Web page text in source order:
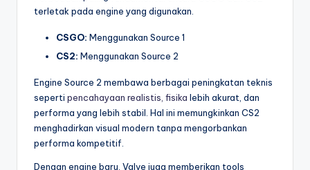
terletak pada engine yang digunakan.
CSGO: Menggunakan Source 1
CS2: Menggunakan Source 2
Engine Source 2 membawa berbagai peningkatan teknis
seperti pencahayaan realistis, fisika lebih akurat, dan
performa yang lebih stabil. Hal ini memungkinkan CS2
menghadirkan visual modern tanpa mengorbankan
performa kompetitif.
Dengan engine baru, Valve juga memberikan tools